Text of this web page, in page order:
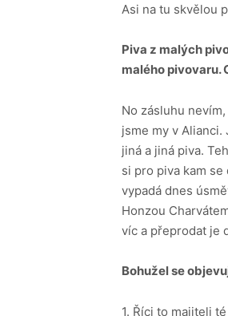
Asi na tu skvělou
Piva z malých
malého pivovaru.
No zásluhu
jsme my v Alianci.
jiná a jiná piva.
si pro piva kam
vypadá dnes
Honzou
víc a přeprodat je
Bohužel se
1. Říci to majiteli